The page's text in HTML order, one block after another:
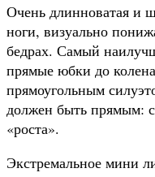
Очень длинноватая и
ноги, визуально
бедрах. Самый
прямые юбки до
прямоугольным
должен быть прямым:
«роста».
Экстремальное мини